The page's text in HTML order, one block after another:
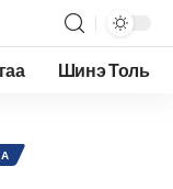
Шинэ Толь